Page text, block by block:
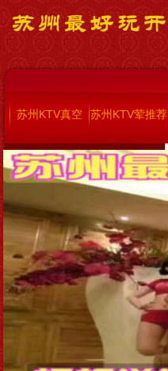
苏州KTV真空 苏州KTV荤推荐